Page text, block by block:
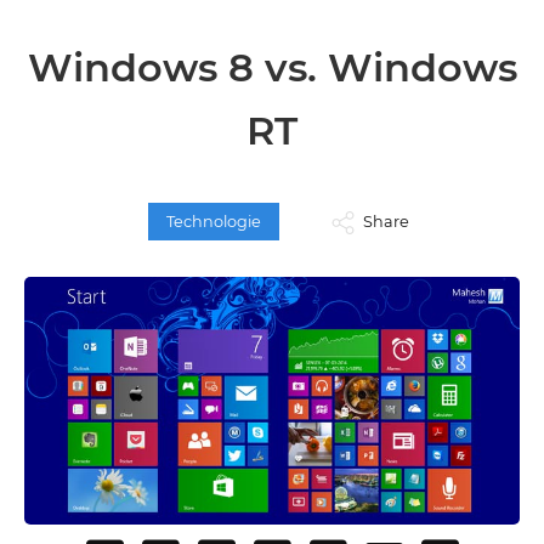
Windows 8 vs. Windows
RT
Technologie Share